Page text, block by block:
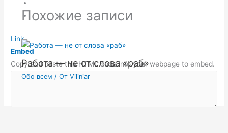
Link
Embed
Copy and paste this HTML code into your webpage to embed.
Похожие записи
Работа — не от слова «раб»
Обо всем / От Viliniar